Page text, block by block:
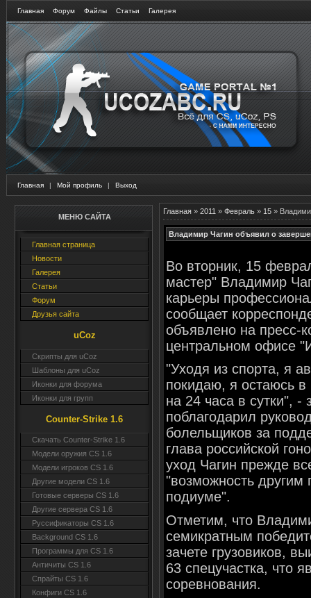
Главная Форум Файлы Статьи Галерея
Главная | Мой профиль | Выход
МЕНЮ САЙТА
Главная страница
Новости
Галерея
Статьи
Форум
Друзья сайта
uCoz
Скрипты для uCoz
Шаблоны для uCoz
Иконки для форума
Иконки для групп
Counter-Strike 1.6
Скачать Counter-Strike 1.6
Модели оружия CS 1.6
Модели игроков CS 1.6
Другие модели CS 1.6
Готовые серверы CS 1.6
Другие сервера CS 1.6
Руссификаторы CS 1.6
Background CS 1.6
Программы для CS 1.6
Античиты CS 1.6
Спрайты CS 1.6
Конфиги CS 1.6
Главная » 2011 » Февраль » 15 »
Владимир Чагин объявил о
Во вторник, 15
мастер" Владимир
карьеры
сообщает
объявлено на пресс-
центральном офисе
"Уходя из спорта, я
покидаю, я остаюсь
на 24 часа в сутки", -
поблагодарил
болельщиков за
глава российской
уход Чагин прежде
"возможность другим
подиуме".
Отметим, что
семикратным
зачете грузовиков,
63 спецучастка, что
соревнования.